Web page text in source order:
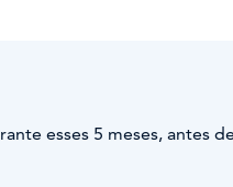
esses 5 meses, antes